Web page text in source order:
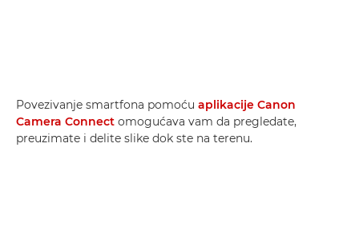
Povezivanje smartfona pomoću aplikacije Canon
Camera Connect omogućava vam da pregledate,
preuzimate i delite slike dok ste na terenu.